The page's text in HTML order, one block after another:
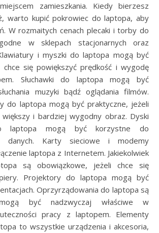
zamieszkania. Kiedy bierzesz
warto kupić pokrowiec do laptopa, aby
W rozmaitych cenach plecaki i torby do
w sklepach stacjonarnych oraz
i myszki do laptopa mogą być
się powiększyć prędkość i wygodę
Słuchawki do laptopa mogą być
muzyki bądź oglądania filmów.
do laptopa mogą być praktyczne, jeżeli
i bardziej wygodny obraz. Dyski
laptopa mogą być korzystne do
danych. Karty sieciowe i modemy
laptopa z Internetem. Jakiekolwiek
są obowiązkowe, jeżeli chce się
Projektory do laptopa mogą być
Oprzyrządowania do laptopa są
być nadzwyczaj właściwe w
pracy z laptopem. Elementy
to wszystkie urządzenia i akcesoria,